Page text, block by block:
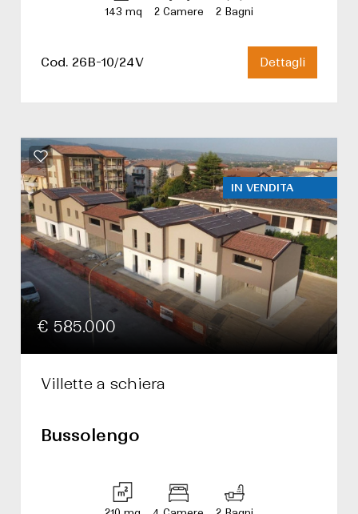
143 mq 2 Camere 2 Bagni
Cod. 26B-10/24V Dettagli
IN VENDITA
€ 585.000
Villette a schiera
Bussolengo